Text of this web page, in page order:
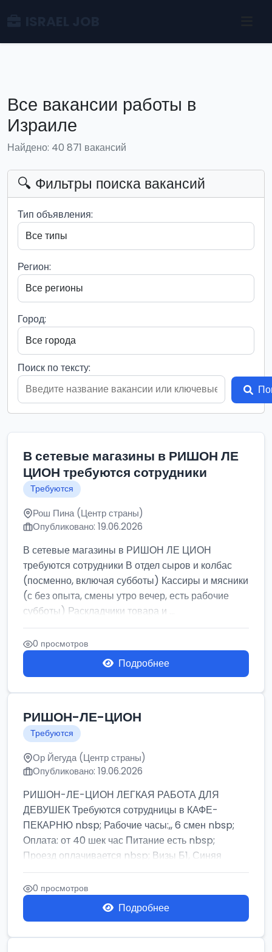
Все вакансии работы в
Израиле
Найдено: 40 871 вакансий
🔍 Фильтры поиска вакансий
Тип объявления:
Регион:
Город:
Поиск по тексту:
В сетевые магазины в РИШОН ЛЕ
ЦИОН требуются сотрудники
Требуются
Рош Пина (Центр страны)
Опубликовано: 19.06.2026
В сетевые магазины в РИШОН ЛЕ ЦИОН
требуются сотрудники В отдел сыров и колбас
(посменно, включая субботы) Кассиры и мясники
(с без опыта, смены утро вечер, есть рабочие
субботы) Раскладчики товара и ...
0 просмотров
Подробнее
РИШОН-ЛЕ-ЦИОН
Требуются
Ор Йегуда (Центр страны)
Опубликовано: 19.06.2026
РИШОН-ЛЕ-ЦИОН ЛЕГКАЯ РАБОТА ДЛЯ
ДЕВУШЕК Требуются сотрудницы в КАФЕ-
ПЕКАРНЮ nbsp; Рабочие часы:,, 6 смен nbsp;
Оплата: от 40 шек час Питание есть nbsp;
Проезд оплачивается nbsp; Визы Б1, Синяя
бумага,...
0 просмотров
Подробнее